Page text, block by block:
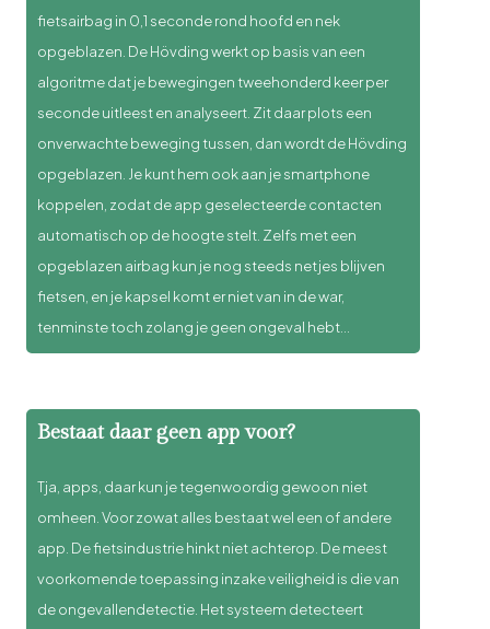
fietsairbag in 0,1 seconde rond hoofd en nek
opgeblazen. De Hövding werkt op basis van een
algoritme dat je bewegingen tweehonderd keer per
seconde uitleest en analyseert. Zit daar plots een
onverwachte beweging tussen, dan wordt de Hövding
opgeblazen. Je kunt hem ook aan je smartphone
koppelen, zodat de app geselecteerde contacten
automatisch op de hoogte stelt. Zelfs met een
opgeblazen airbag kun je nog steeds netjes blijven
fietsen, en je kapsel komt er niet van in de war,
tenminste toch zolang je geen ongeval hebt…
Bestaat daar geen app voor?
Tja, apps, daar kun je tegenwoordig gewoon niet
omheen. Voor zowat alles bestaat wel een of andere
app. De fietsindustrie hinkt niet achterop. De meest
voorkomende toepassing inzake veiligheid is die van
de ongevallendetectie. Het systeem detecteert